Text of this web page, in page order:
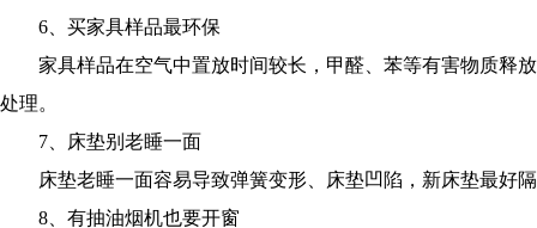
6、买家具样品最环保
家具样品在空气中置放时间较长，甲醛、苯等有害物质释
处理。
7、床垫别老睡一面
床垫老睡一面容易导致弹簧变形、床垫凹陷，新床垫最好
8、有抽油烟机也要开窗